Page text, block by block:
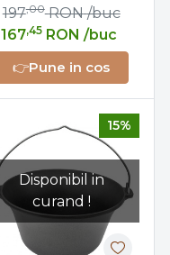
167,45 RON /buc
197,00 RON /buc
👉Pune in cos
Disponibil in
curand !
15%